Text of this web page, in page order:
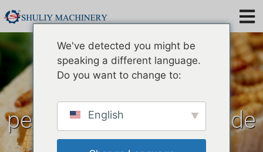
Cliente canadense
compra máquina
peneiradora de larvas de
farinha amarela
We've detected you might be
speaking a different language.
Do you want to change to:
English